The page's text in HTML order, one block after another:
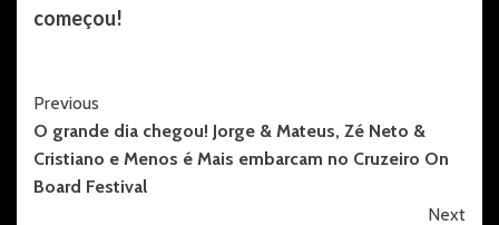
começou!
Post
Navigation
Previous
O grande dia chegou! Jorge & Mateus, Zé Neto &
Cristiano e Menos é Mais embarcam no Cruzeiro On
Board Festival
Next